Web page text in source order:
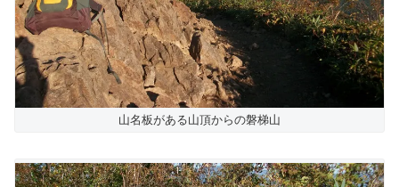
山名板がある山頂からの磐梯山